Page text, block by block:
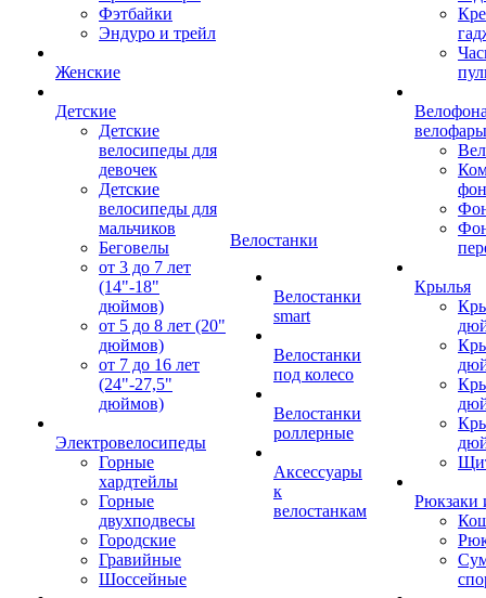
Фэтбайки
Эндуро и трейл
Женские
Детские
Детские
велосипеды для
девочек
Детские
велосипеды для
мальчиков
Беговелы
от 3 до 7 лет
(14"-18"
дюймов)
от 5 до 8 лет (20"
дюймов)
от 7 до 16 лет
(24"-27,5"
дюймов)
Электровелосипеды
Горные
хардтейлы
Горные
двухподвесы
Городские
Гравийные
Шоссейные
Велостанки
Велостанки
smart
Велостанки
под колесо
Велостанки
роллерные
Аксессуары
к
велостанкам
велофары
Крылья
Рюкзаки